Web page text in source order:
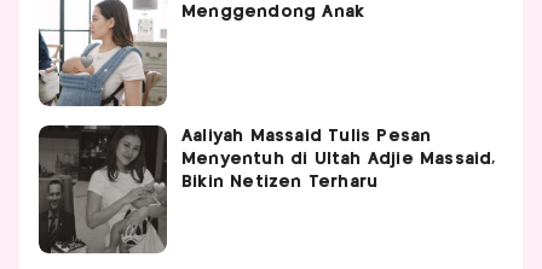
Menggendong Anak
Aaliyah Massaid Tulis Pesan
Menyentuh di Ultah Adjie Massaid,
Bikin Netizen Terharu